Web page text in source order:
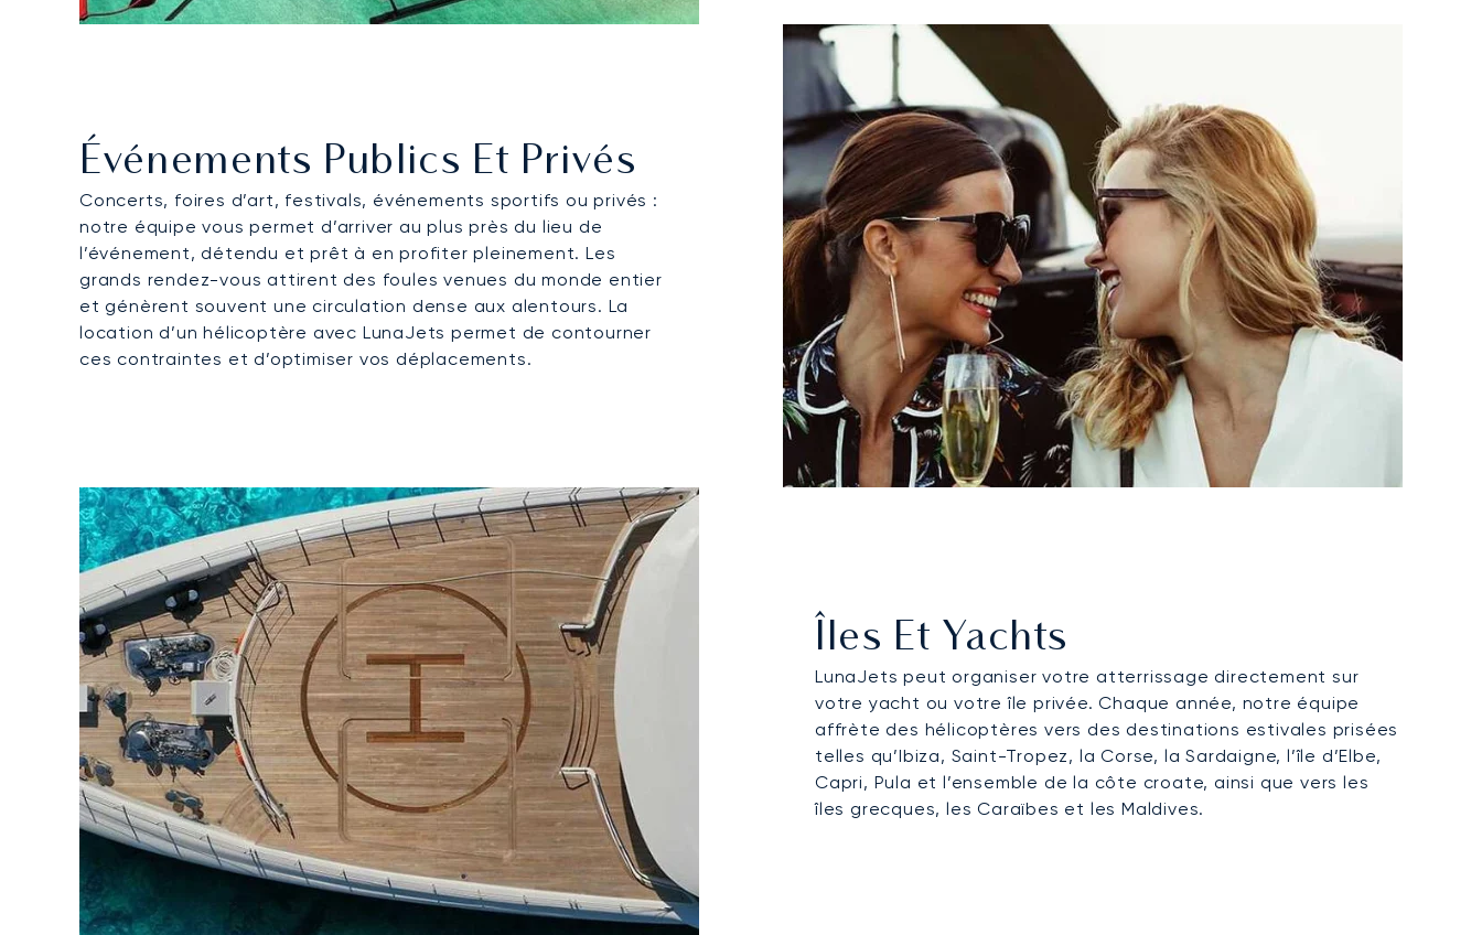
Événements Publics Et Privés
Concerts, foires d’art, festivals, événements sportifs ou privés :
notre équipe vous permet d’arriver au plus près du lieu de
l’événement, détendu et prêt à en profiter pleinement. Les
grands rendez-vous attirent des foules venues du monde entier
et génèrent souvent une circulation dense aux alentours. La
location d’un hélicoptère avec LunaJets permet de contourner
ces contraintes et d’optimiser vos déplacements.
Îles Et Yachts
LunaJets peut organiser votre atterrissage directement sur
votre yacht ou votre île privée. Chaque année, notre équipe
affrète des hélicoptères vers des destinations estivales prisées
telles qu’Ibiza, Saint-Tropez, la Corse, la Sardaigne, l’île d’Elbe,
Capri, Pula et l’ensemble de la côte croate, ainsi que vers les
îles grecques, les Caraïbes et les Maldives.